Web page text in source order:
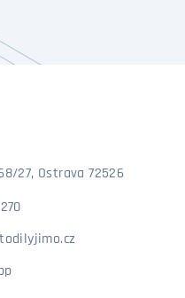
27, Ostrava 72526